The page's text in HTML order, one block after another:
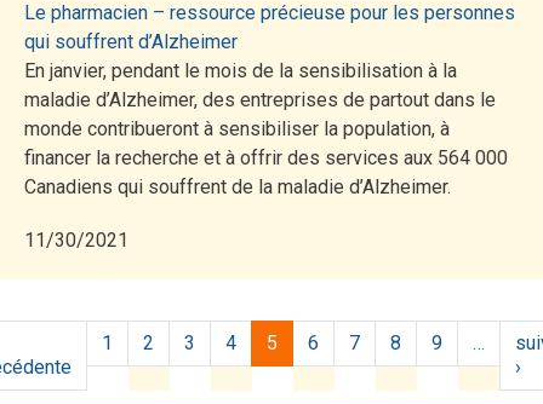
Le pharmacien – ressource précieuse pour les personnes
qui souffrent d’Alzheimer
En janvier, pendant le mois de la sensibilisation à la
maladie d’Alzheimer, des entreprises de partout dans le
monde contribueront à sensibiliser la population, à
financer la recherche et à offrir des services aux 564 000
Canadiens qui souffrent de la maladie d’Alzheimer.
11/30/2021
Pagination
Previous
page
1 2 3 4 5 6 7 8 9 …
›